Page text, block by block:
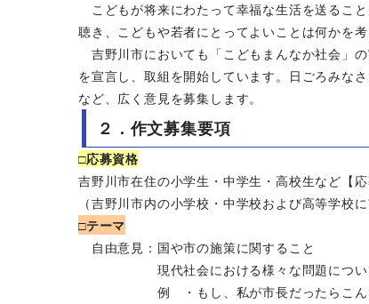
こどもが将来にわたって幸福な生活を送るこ
聴き、こどもや若者にとってよいことは何かを
吉野川市においても「こどもまんなか社会」
を宣言し、取組を開始しています。日ごろみな
など、広く意見を募集します。
２．作文募集要項
□応募資格
吉野川市在住の小学生・中学生・高校生など 【
（吉野川市内の小学校・中学校および高等学校
□テーマ
自由意見：国や市の施策に関すること
現代社会における様々な問題について（
例 ・もし、私が市長だったらこんな